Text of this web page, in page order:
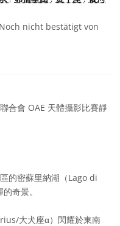
Noch nicht bestätigt von
合會 OAE 天體攝影比賽靜
的密蘇里納湖（Lago di
奇景。
大犬座α）閃耀於東南